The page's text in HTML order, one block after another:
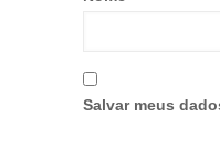
Salvar meus